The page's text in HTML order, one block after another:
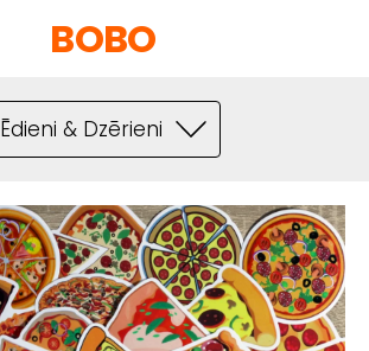
BOBO
Ēdieni & Dzērieni